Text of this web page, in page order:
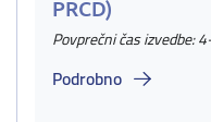
PRCD)
Povprečni čas izvedbe:
Podrobno